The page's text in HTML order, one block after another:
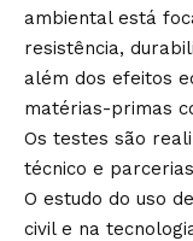
ambiental está
resistência,
além dos efeitos
matérias-primas
Os testes são
técnico e
O estudo do uso
civil e na